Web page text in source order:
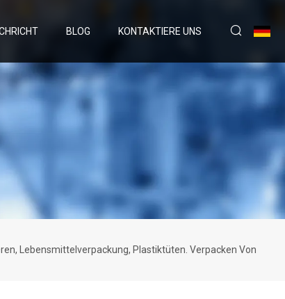
BLOG KONTAKTIERE UNS
Lebensmittelverpackung, Plastiktüten. Verpacken Von